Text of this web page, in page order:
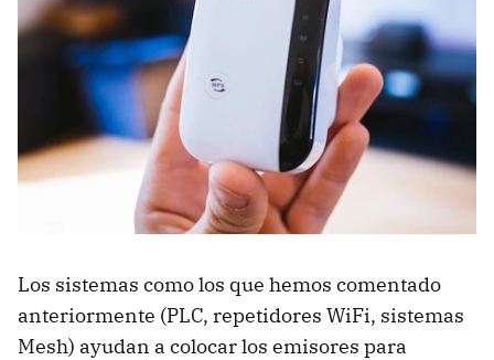
Los sistemas como los que hemos comentado
anteriormente (PLC, repetidores WiFi, sistemas
Mesh) ayudan a colocar los emisores para